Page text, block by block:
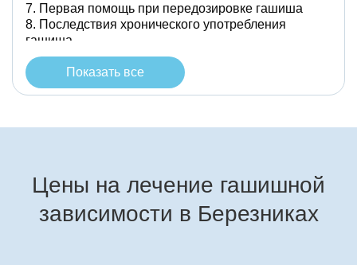
Первая помощь при передозировке гашиша
Последствия хронического употребления
гашиша
Методы лечения зависимости от гашиша
Преимущества нашей клиники
Показать все
Цены на лечение гашишной
зависимости в Березниках